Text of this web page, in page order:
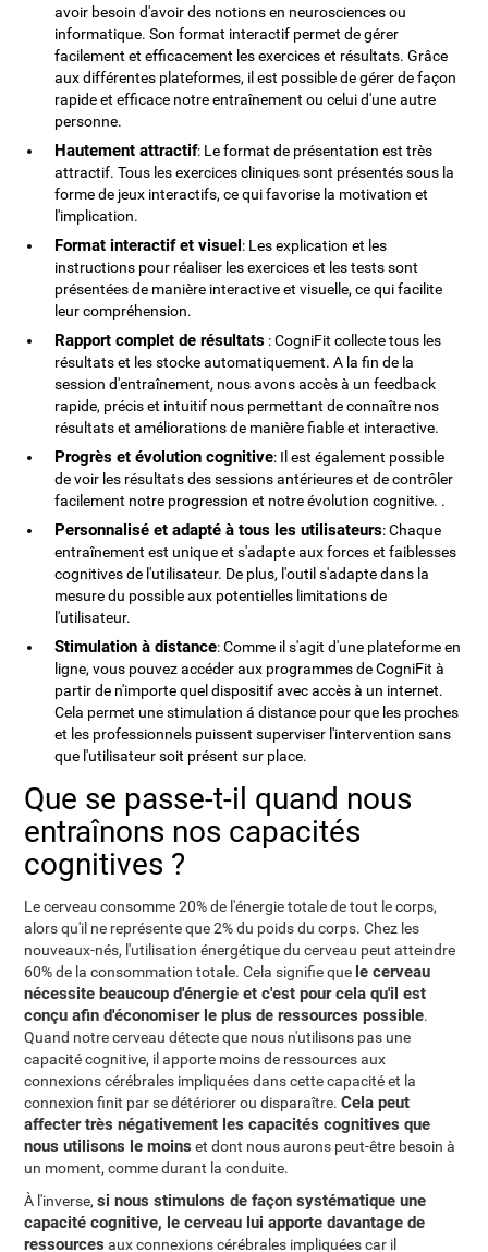
avoir besoin d'avoir des notions en neurosciences ou
informatique. Son format interactif permet de gérer
facilement et efficacement les exercices et résultats. Grâce
aux différentes plateformes, il est possible de gérer de façon
rapide et efficace notre entraînement ou celui d'une autre
personne.
Hautement attractif: Le format de présentation est très
attractif. Tous les exercices cliniques sont présentés sous la
forme de jeux interactifs, ce qui favorise la motivation et
l'implication.
Format interactif et visuel: Les explication et les
instructions pour réaliser les exercices et les tests sont
présentées de manière interactive et visuelle, ce qui facilite
leur compréhension.
Rapport complet de résultats : CogniFit collecte tous les
résultats et les stocke automatiquement. A la fin de la
session d'entraînement, nous avons accès à un feedback
rapide, précis et intuitif nous permettant de connaître nos
résultats et améliorations de manière fiable et interactive.
Progrès et évolution cognitive: Il est également possible
de voir les résultats des sessions antérieures et de contrôler
facilement notre progression et notre évolution cognitive. .
Personnalisé et adapté à tous les utilisateurs: Chaque
entraînement est unique et s'adapte aux forces et faiblesses
cognitives de l'utilisateur. De plus, l'outil s'adapte dans la
mesure du possible aux potentielles limitations de
l'utilisateur.
Stimulation à distance: Comme il s'agit d'une plateforme en
ligne, vous pouvez accéder aux programmes de CogniFit à
partir de n'importe quel dispositif avec accès à un internet.
Cela permet une stimulation á distance pour que les proches
et les professionnels puissent superviser l'intervention sans
que l'utilisateur soit présent sur place.
Que se passe-t-il quand nous
entraînons nos capacités
cognitives ?
Le cerveau consomme 20% de l'énergie totale de tout le corps,
alors qu'il ne représente que 2% du poids du corps. Chez les
nouveaux-nés, l'utilisation énergétique du cerveau peut atteindre
60% de la consommation totale. Cela signifie que le cerveau
nécessite beaucoup d'énergie et c'est pour cela qu'il est
conçu afin d'économiser le plus de ressources possible.
Quand notre cerveau détecte que nous n'utilisons pas une
capacité cognitive, il apporte moins de ressources aux
connexions cérébrales impliquées dans cette capacité et la
connexion finit par se détériorer ou disparaître.Cela peut
affecter très négativement les capacités cognitives que
nous utilisons le moins et dont nous aurons peut-être besoin à
un moment, comme durant la conduite.
À l'inverse,si nous stimulons de façon systématique une
capacité cognitive, le cerveau lui apporte davantage de
ressources aux connexions cérébrales impliquées car il